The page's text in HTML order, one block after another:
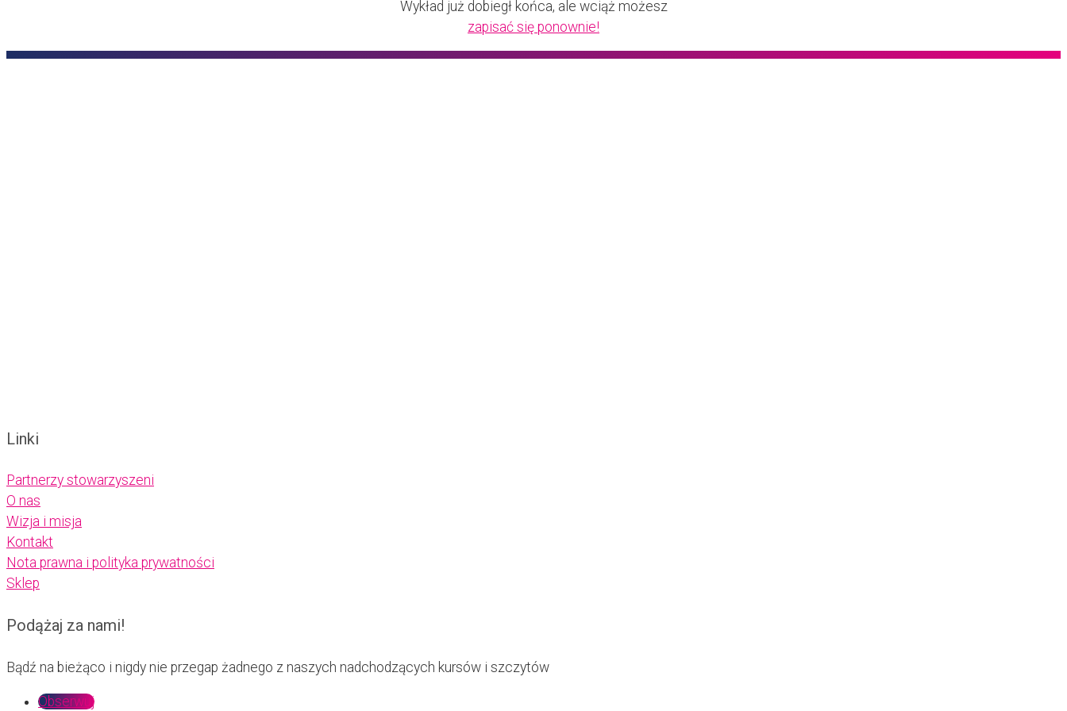
Wykład już dobiegł końca, ale wciąż możesz
zapisać się ponownie!
Linki
Partnerzy stowarzyszeni
O nas
Wizja i misja
Kontakt
Nota prawna i polityka prywatności
Sklep
Podążaj za nami!
Bądź na bieżąco i nigdy nie przegap żadnego z naszych nadchodzących kursów i szczytów
Obserwuj